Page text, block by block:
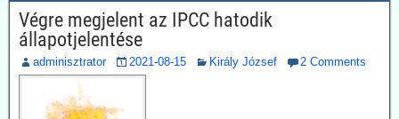
Végre megjelent az IPCC hatodik
állapotjelentése
adminisztrator 2021-08-15 Király József 2 Comments